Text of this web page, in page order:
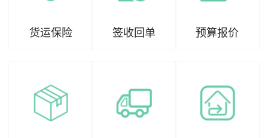
货运保险 签收回单 预算报价